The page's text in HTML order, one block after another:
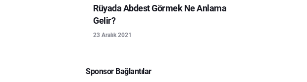
Rüyada Abdest Görmek Ne Anlama
Gelir?
23 Aralık 2021
Sponsor Bağlantılar